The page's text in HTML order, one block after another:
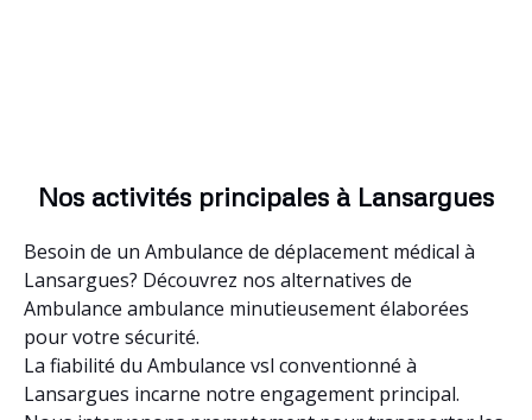
Nos activités principales à Lansargues
Besoin de un Ambulance de déplacement médical à
Lansargues? Découvrez nos alternatives de
Ambulance ambulance minutieusement élaborées
pour votre sécurité.
La fiabilité du Ambulance vsl conventionné à
Lansargues incarne notre engagement principal.